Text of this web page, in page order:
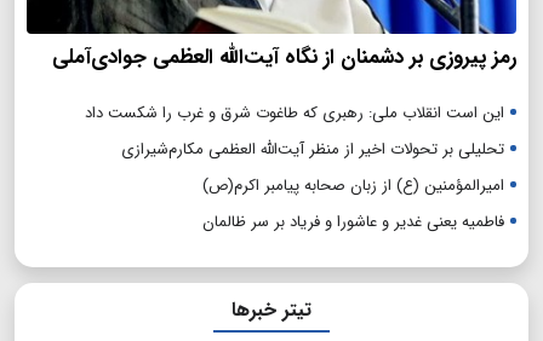
رمز پیروزی بر دشمنان از نگاه آیت‌الله العظمی جوادی‌آملی
این است انقلاب ملی: رهبری که طاغوت شرق و غرب را شکست داد
تحلیلی بر تحولات اخیر از منظر آیت‌الله العظمی مکارم‌شیرازی
امیرالمؤمنین (ع) از زبان صحابه پیامبر اکرم(ص)
فاطمیه یعنی غدیر و عاشورا و فریاد بر سر ظالمان
تیتر خبرها